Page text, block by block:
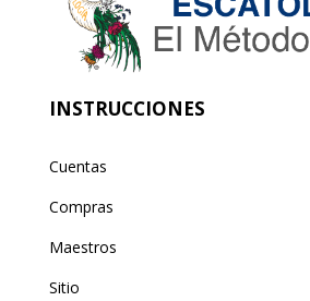
INSTRUCCIONES
Cuentas
Compras
Maestros
Sitio